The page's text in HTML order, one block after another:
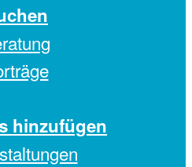
hinzufügen